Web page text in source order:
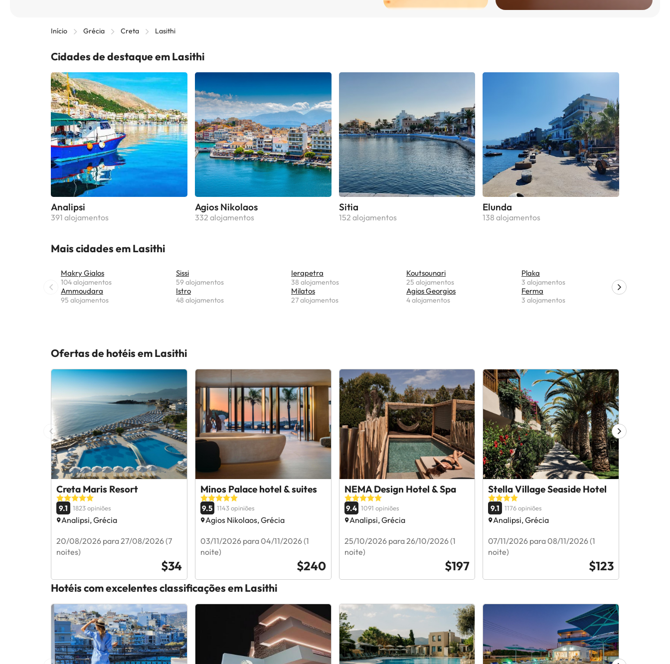
Início Grécia Creta Lasithi
Cidades de destaque em Lasithi
Analipsi
391 alojamentos
Agios Nikolaos
332 alojamentos
Sitia
152 alojamentos
Elunda
138 alojamentos
Mais cidades em Lasithi
Makry Gialos
104 alojamentos
Ammoudara
95 alojamentos
Sissi
59 alojamentos
Istro
48 alojamentos
Ierapetra
38 alojamentos
Milatos
27 alojamentos
Koutsounari
25 alojamentos
Agios Georgios
4 alojamentos
Plaka
3 alojamentos
Ferma
3 alojamentos
Ofertas de hotéis em Lasithi
Creta Maris Resort
9.1 1823 opiniões
Analipsi, Grécia
20/08/2026 para 27/08/2026 (7
noites)
$34
Minos Palace hotel & suites
9.5 1143 opiniões
Agios Nikolaos, Grécia
03/11/2026 para 04/11/2026 (1
noite)
$240
NEMA Design Hotel & Spa
9.4 1091 opiniões
Analipsi, Grécia
25/10/2026 para 26/10/2026 (1
noite)
$197
Stella Village Seaside Hotel
9.1 1176 opiniões
Analipsi, Grécia
07/11/2026 para 08/11/2026 (1
noite)
$123
Hotéis com excelentes classificações em Lasithi